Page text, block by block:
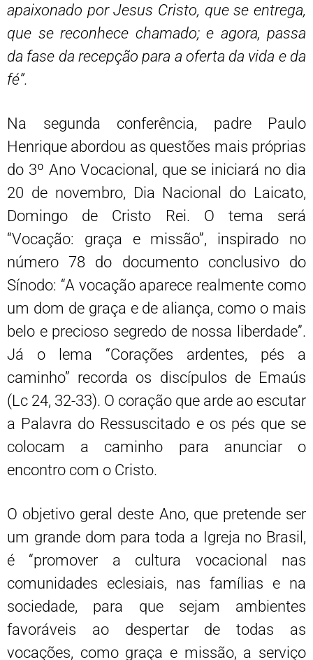
apaixonado por Jesus Cristo, que se entrega,
que se reconhece chamado; e agora, passa
da fase da recepção para a oferta da vida e da
fé”.
Na segunda conferência, padre Paulo
Henrique abordou as questões mais próprias
do 3º Ano Vocacional, que se iniciará no dia
20 de novembro, Dia Nacional do Laicato,
Domingo de Cristo Rei. O tema será
“Vocação: graça e missão”, inspirado no
número 78 do documento conclusivo do
Sínodo: “A vocação aparece realmente como
um dom de graça e de aliança, como o mais
belo e precioso segredo de nossa liberdade”.
Já o lema “Corações ardentes, pés a
caminho” recorda os discípulos de Emaús
(Lc 24, 32-33). O coração que arde ao escutar
a Palavra do Ressuscitado e os pés que se
colocam a caminho para anunciar o
encontro com o Cristo.
O objetivo geral deste Ano, que pretende ser
um grande dom para toda a Igreja no Brasil,
é “promover a cultura vocacional nas
comunidades eclesiais, nas famílias e na
sociedade, para que sejam ambientes
favoráveis ao despertar de todas as
vocações, como graça e missão, a serviço